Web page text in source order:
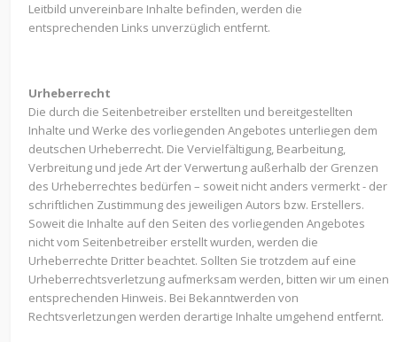
Leitbild unvereinbare Inhalte befinden, werden die
entsprechenden Links unverzüglich entfernt.
Urheberrecht
Die durch die Seitenbetreiber erstellten und bereitgestellten
Inhalte und Werke des vorliegenden Angebotes unterliegen dem
deutschen Urheberrecht. Die Vervielfältigung, Bearbeitung,
Verbreitung und jede Art der Verwertung außerhalb der Grenzen
des Urheberrechtes bedürfen – soweit nicht anders vermerkt - der
schriftlichen Zustimmung des jeweiligen Autors bzw. Erstellers.
Soweit die Inhalte auf den Seiten des vorliegenden Angebotes
nicht vom Seitenbetreiber erstellt wurden, werden die
Urheberrechte Dritter beachtet. Sollten Sie trotzdem auf eine
Urheberrechtsverletzung aufmerksam werden, bitten wir um einen
entsprechenden Hinweis. Bei Bekanntwerden von
Rechtsverletzungen werden derartige Inhalte umgehend entfernt.